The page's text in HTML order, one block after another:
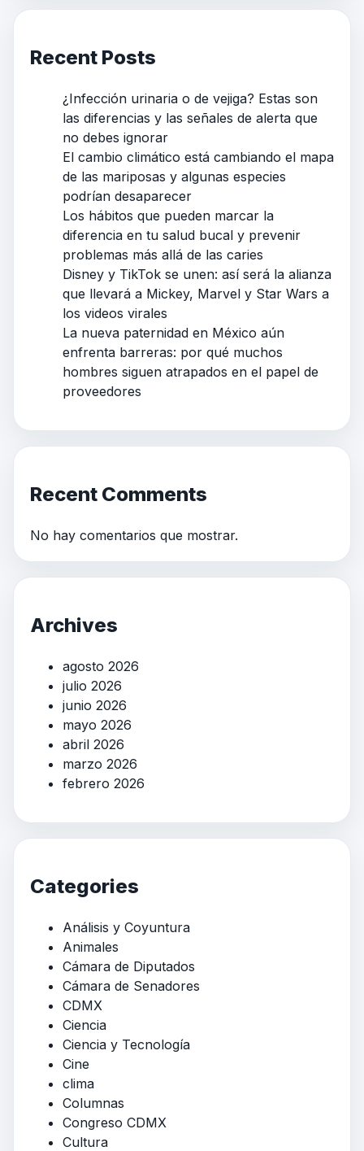
Recent Posts
¿Infección urinaria o de vejiga? Estas son
las diferencias y las señales de alerta que
no debes ignorar
El cambio climático está cambiando el mapa
de las mariposas y algunas especies
podrían desaparecer
Los hábitos que pueden marcar la
diferencia en tu salud bucal y prevenir
problemas más allá de las caries
Disney y TikTok se unen: así será la alianza
que llevará a Mickey, Marvel y Star Wars a
los videos virales
La nueva paternidad en México aún
enfrenta barreras: por qué muchos
hombres siguen atrapados en el papel de
proveedores
Recent Comments
No hay comentarios que mostrar.
Archives
agosto 2026
julio 2026
junio 2026
mayo 2026
abril 2026
marzo 2026
febrero 2026
Categories
Análisis y Coyuntura
Animales
Cámara de Diputados
Cámara de Senadores
CDMX
Ciencia
Ciencia y Tecnología
Cine
clima
Columnas
Congreso CDMX
Cultura